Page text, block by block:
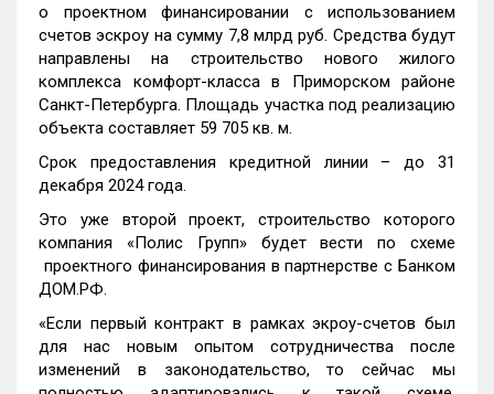
о проектном финансировании c использованием
счетов эскроу на сумму 7,8 млрд руб. Средства будут
направлены на строительство нового жилого
комплекса комфорт-класса в Приморском районе
Санкт-Петербурга. Площадь участка под реализацию
объекта составляет 59 705 кв. м.
Срок предоставления кредитной линии – до 31
декабря 2024 года.
Это уже второй проект, строительство которого
компания «Полис Групп» будет вести по схеме
проектного финансирования в партнерстве с Банком
ДОМ.РФ.
«Если первый контракт в рамках экроу-счетов был
для нас новым опытом сотрудничества после
изменений в законодательство, то сейчас мы